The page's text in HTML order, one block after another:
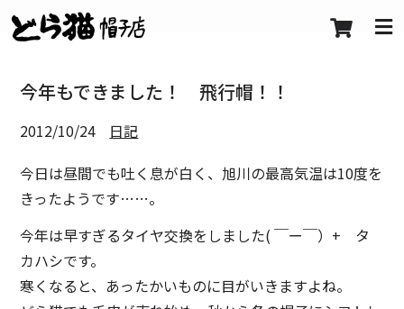
今年もできました！ 飛行帽！！
2012/10/24
日記
今日は昼間でも吐く息が白く、旭川の最高気温は10度を
きったようです……。
今年は早すぎるタイヤ交換をしました( ￣ー￣）+ タ
カハシです。
寒くなると、あったかいものに目がいきますよね。